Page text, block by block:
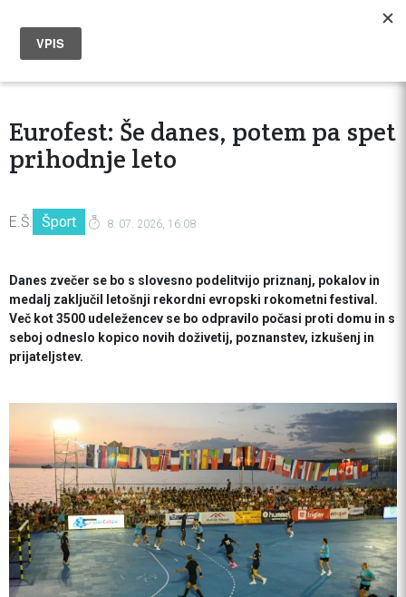
Eurofest: Še danes, potem pa spet
prihodnje leto
E.Š. Šport 8. 07. 2026, 16:08
Danes zvečer se bo s slovesno podelitvijo priznanj, pokalov in
medalj zaključil letošnji rekordni evropski rokometni festival.
Več kot 3500 udeležencev se bo odpravilo počasi proti domu in s
seboj odneslo kopico novih doživetij, poznanstev, izkušenj in
prijateljstev.